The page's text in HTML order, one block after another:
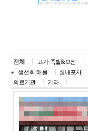
전체 고기·족발&보쌈
생선회·해물
실내포차
의료기관
기타